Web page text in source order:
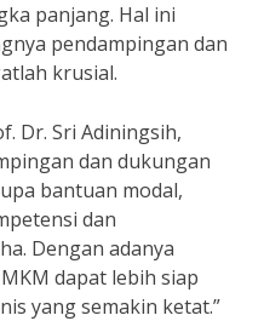
panjang. Hal ini
pendampingan dan
krusial.
Dr. Sri Adiningsih,
dan dukungan
bantuan modal,
dan
Dengan adanya
dapat lebih siap
yang semakin ketat.”